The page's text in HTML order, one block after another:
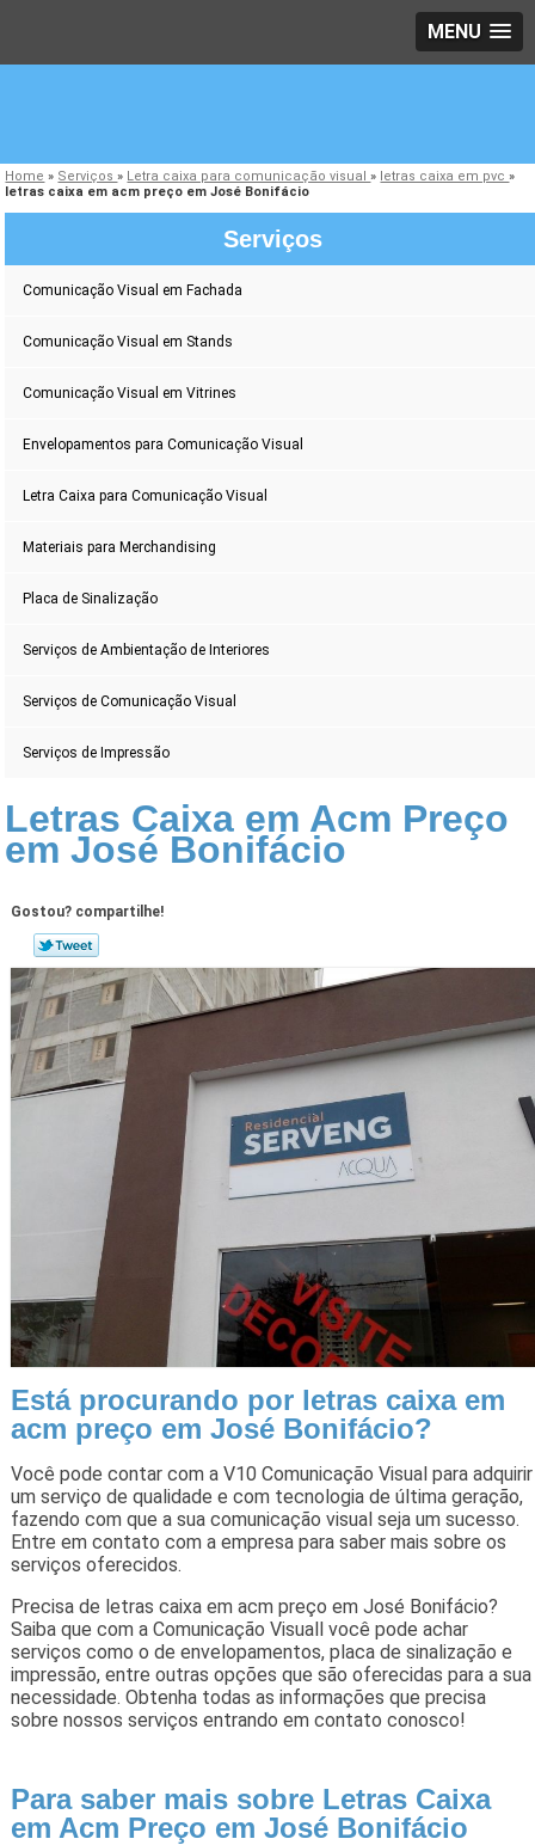
MENU
Home » Serviços» Letra caixa para comunicação visual» letras caixa em pvc»
letras caixa em acm preço em José Bonifácio
Serviços
Comunicação Visual em Fachada
Comunicação Visual em Stands
Comunicação Visual em Vitrines
Envelopamentos para Comunicação Visual
Letra Caixa para Comunicação Visual
Materiais para Merchandising
Placa de Sinalização
Serviços de Ambientação de Interiores
Serviços de Comunicação Visual
Serviços de Impressão
Letras Caixa em Acm Preço
em José Bonifácio
Gostou? compartilhe!
Está procurando por letras caixa em
acm preço em José Bonifácio?
Você pode contar com a V10 Comunicação Visual para adquirir
um serviço de qualidade e com tecnologia de última geração,
fazendo com que a sua comunicação visual seja um sucesso.
Entre em contato com a empresa para saber mais sobre os
serviços oferecidos.
Precisa de letras caixa em acm preço em José Bonifácio?
Saiba que com a Comunicação Visuall você pode achar
serviços como o de envelopamentos, placa de sinalização e
impressão, entre outras opções que são oferecidas para a sua
necessidade. Obtenha todas as informações que precisa
sobre nossos serviços entrando em contato conosco!
Para saber mais sobre Letras Caixa
em Acm Preço em José Bonifácio